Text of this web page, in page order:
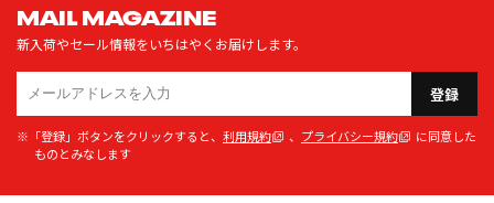
MAIL MAGAZINE
新入荷やセール情報をいちはやくお届けします。
登録
※「登録」ボタンをクリックすると、 利用規約 、 プライバシー規約
に同意した
ものとみなします